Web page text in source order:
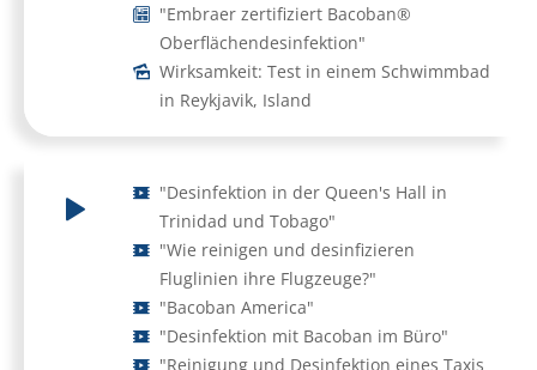
"Embraer zertifiziert Bacoban®
Oberflächendesinfektion"
Wirksamkeit: Test in einem Schwimmbad
in Reykjavik, Island
"Desinfektion in der Queen's Hall in
Trinidad und Tobago"
"Wie reinigen und desinfizieren
Fluglinien ihre Flugzeuge?"
"Bacoban America"
"Desinfektion mit Bacoban im Büro"
"Reinigung und Desinfektion eines Taxis